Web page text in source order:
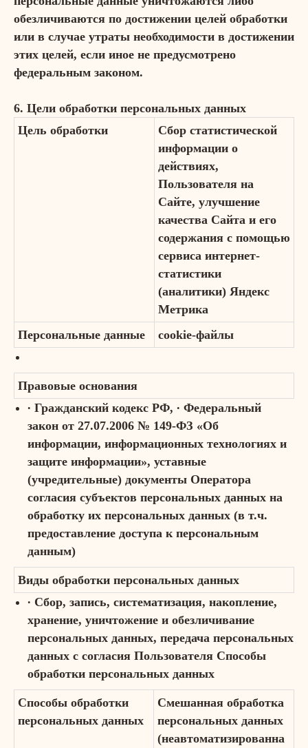
обезличиваются по достижении целей обработки
или в случае утраты необходимости в достижении
этих целей, если иное не предусмотрено
федеральным законом.
6. Цели обработки персональных данных
Цель обработки
Сбор статистической
информации о
действиях,
Пользователя на
Сайте, улучшение
качества Сайта и его
содержания с помощью
сервиса интернет-
статистики
(аналитики) Яндекс
Метрика
Персональные данные
cookie-файлы
Правовые основания
∙ Гражданский кодекс РФ, ∙ Федеральный
закон от 27.07.2006 № 149-ФЗ «Об
информации, информационных технологиях и
защите информации», уставные
(учредительные) документы Оператора
согласия субъектов персональных данных на
обработку их персональных данных (в т.ч.
предоставление доступа к персональным
данным)
Виды обработки персональных данных
∙ Сбор, запись, систематизация, накопление,
хранение, уничтожение и обезличивание
персональных данных, передача персональных
данных с согласия Пользователя Способы
обработки персональных данных
Способы обработки
персональных данных
Смешанная обработка
персональных данных
(неавтоматизированна